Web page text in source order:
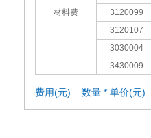
材料费
3120099
3120107
3030004
3430009
费用(元) = 数量 * 单价(元)